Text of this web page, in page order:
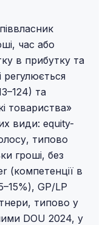
час або
в прибутку та
регулюється
та
товариства»
види: equity-
типово
гроші, без
(компетенції в
GP/LP
типово у
DOU 2024, у